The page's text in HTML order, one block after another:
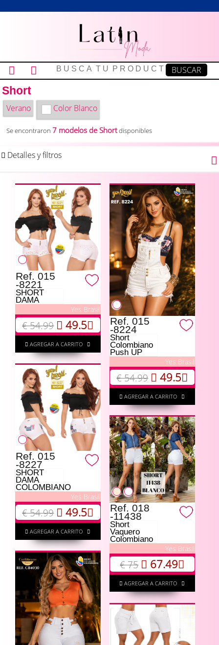
Short
Verano Color Blanco
Se encontraron7 modelos de Shortdisponibles
Detalles y filtros
Ref. 015
-8221
SHORT
DAMA
Yes Brasil
€ 54.99 49.5
AGREGAR A CARRITO
Ref. 015
-8224
Short
Colombiano
Push UP
Yes Brasil
€ 54.99 49.5
AGREGAR A CARRITO
Ref. 015
-8227
SHORT
DAMA
COLOMBIANO
Yes Brasil
€ 54.99 49.5
AGREGAR A CARRITO
Ref. 018
-11438
Short
Vaquero
Colombiano
Yes Brasil
€ 75 67.49
AGREGAR A CARRITO